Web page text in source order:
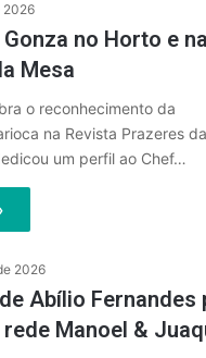
2026
no Horto e na
Mesa
o reconhecimento da
na Revista Prazeres
um perfil ao Chef…
2026
Abílio Fernandes
Manoel &